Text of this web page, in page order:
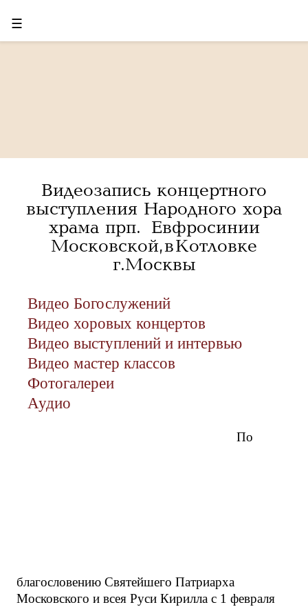
☰
Видеозапись концертного
выступления Народного хора
храма прп. Евфросинии
Московской, в Котловке
г.Москвы
Видео Богослужений
Видео хоровых концертов
Видео выступлений и интервью
Видео мастер классов
Фотогалереи
Аудио
По
благословению Святейшего Патриарха
Московского и всея Руси Кирилла с 1 февраля